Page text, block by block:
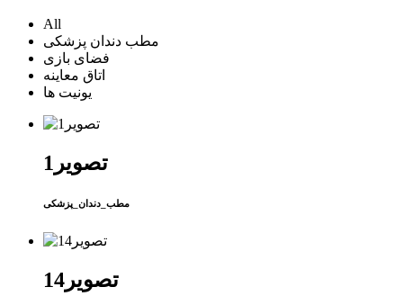
All
مطب دندان پزشکی
فضای بازی
اتاق معاینه
یونیت ها
تصویر1
مطب_دندان_پزشکی
تصویر14